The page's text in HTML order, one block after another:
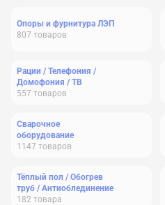
Опоры и фурнитура ЛЭП
807 товаров
Рации / Телефония /
Домофония / ТВ
557 товаров
Сварочное
оборудование
1147 товаров
Тёплый пол / Обогрев
труб / Антиоблединение
182 товара